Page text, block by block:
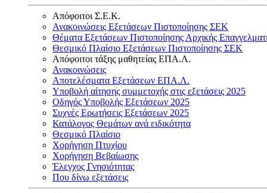
Απόφοιτοι Σ.Ε.Κ.
Ανακοινώσεις Εξετάσεων Πιστοποίησης ΣΕΚ
Θέματα Εξετάσεων Πιστοποίησης Αρχικής
Θεσμικό Πλαίσιο Εξετάσεων Πιστοποίησης ΣΕΚ
Απόφοιτοι τάξης μαθητείας ΕΠΑ.Λ.
Ανακοινώσεις
Αποτελέσματα Εξετάσεων ΕΠΑ.Λ.
Υποβολή αίτησης συμμετοχής στις εξετάσεις 2025
Οδηγός Υποβολής Εξετάσεων 2025
Συχνές Ερωτήσεις Εξετάσεων 2025
Κατάλογος Θεμάτων ανά ειδικότητα
Θεσμικό Πλαίσιο
Χορήγηση Πτυχίου
Χορήγηση Βεβαίωσης
Έλεγχος Γνησιότητας
Που δίνω εξετάσεις